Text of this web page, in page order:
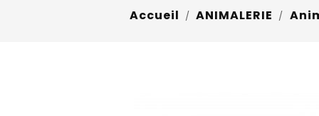
Accueil ANIMALERIE